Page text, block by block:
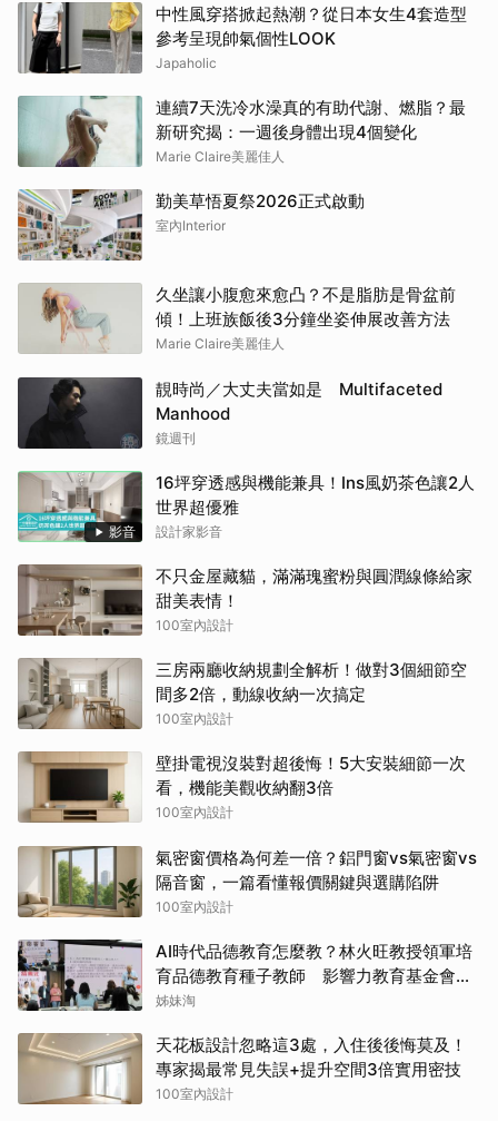
中性風穿搭掀起熱潮？從日本女生4套造型
參考呈現帥氣個性LOOK
Japaholic
連續7天洗冷水澡真的有助代謝、燃脂？最
新研究揭：一週後身體出現4個變化
Marie Claire美麗佳人
勤美草悟夏祭2026正式啟動
室內Interior
久坐讓小腹愈來愈凸？不是脂肪是骨盆前
傾！上班族飯後3分鐘坐姿伸展改善方法
Marie Claire美麗佳人
靚時尚／大丈夫當如是 Multifaceted
Manhood
鏡週刊
影音
16坪穿透感與機能兼具！Ins風奶茶色讓2人
世界超優雅
設計家影音
不只金屋藏貓，滿滿瑰蜜粉與圓潤線條給家
甜美表情！
100室內設計
三房兩廳收納規劃全解析！做對3個細節空
間多2倍，動線收納一次搞定
100室內設計
壁掛電視沒裝對超後悔！5大安裝細節一次
看，機能美觀收納翻3倍
100室內設計
氣密窗價格為何差一倍？鋁門窗vs氣密窗vs
隔音窗，一篇看懂報價關鍵與選購陷阱
100室內設計
AI時代品德教育怎麼教？林火旺教授領軍培
育品德教育種子教師 影響力教育基金會攜
手新生代基金會
姊妹淘
天花板設計忽略這3處，入住後後悔莫及！
專家揭最常見失誤+提升空間3倍實用密技
100室內設計